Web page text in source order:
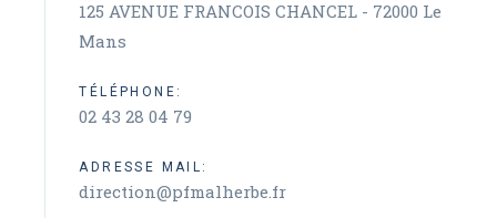
125 AVENUE FRANCOIS CHANCEL - 72000 Le
Mans
TÉLÉPHONE:
02 43 28 04 79
ADRESSE MAIL:
direction@pfmalherbe.fr